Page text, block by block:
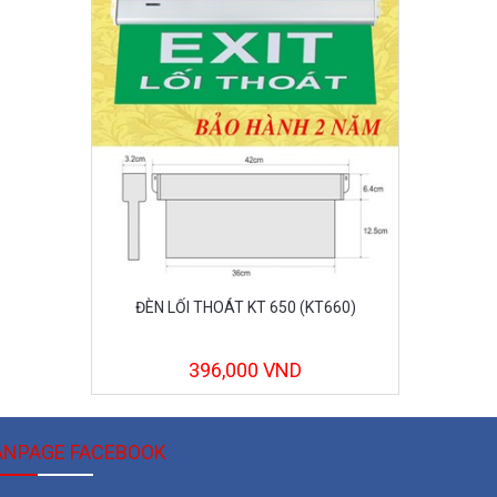
ĐÈN LỐI THOÁT KT 650 (KT660)
396,000 VND
FACEBOOK